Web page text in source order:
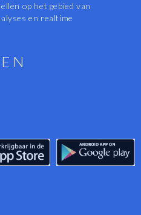
op het gebied van
en realtime